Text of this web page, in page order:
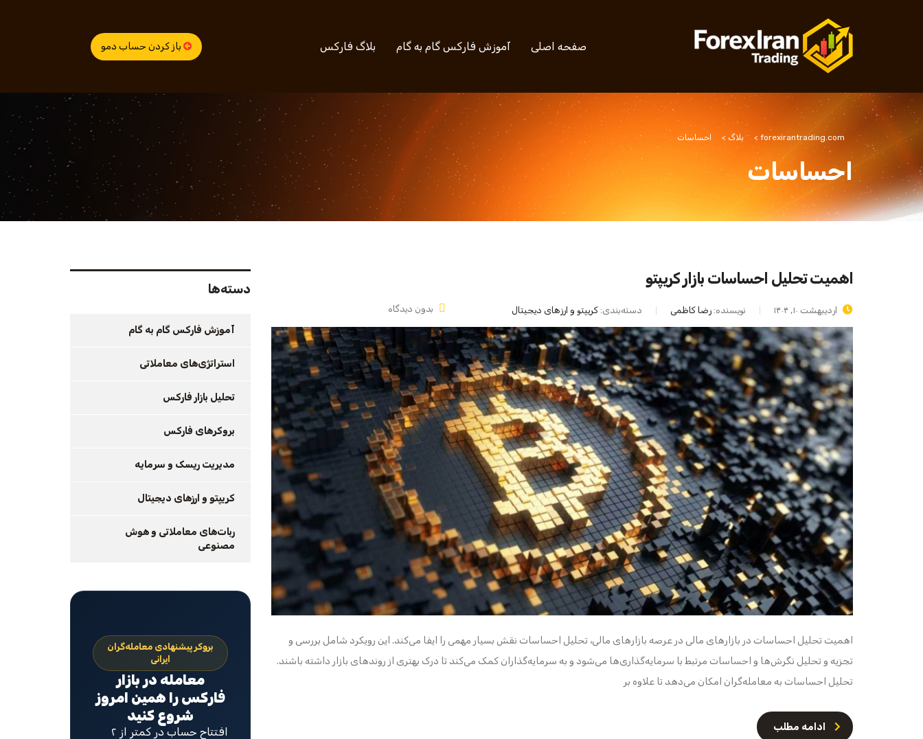
بلاگ فارکس آموزش فارکس گام به گام صفحه اصلی باز کردن حساب دمو
forexirantrading.com
> بلاگ > احساسات
احساسات
اهمیت تحلیل احساسات بازار کریپتو
اردیبهشت ۱۰, ۱۴۰۴ نویسنده: رضا کاظمی دسته‌بندی: کریپتو و ارزهای دیجیتال بدون دیدگاه
اهمیت تحلیل احساسات در بازارهای مالی در عرصه بازارهای مالی، تحلیل احساسات نقش بسیار مهمی را ایفا می‌کند. این رویکرد شامل بررسی و
تجزیه و تحلیل نگرش‌ها و احساسات مرتبط با سرمایه‌گذاری‌ها می‌شود و به سرمایه‌گذاران کمک می‌کند تا درک بهتری از روندهای بازار داشته باشند.
تحلیل احساسات به معامله‌گران امکان می‌دهد تا علاوه بر
ادامه مطلب
دسته‌ها
آموزش فارکس گام به گام
استراتژی‌های معاملاتی
تحلیل بازار فارکس
بروکرهای فارکس
مدیریت ریسک و سرمایه
کریپتو و ارزهای دیجیتال
ربات‌های معاملاتی و هوش
مصنوعی
بروکر پیشنهادی معامله‌گران
ایرانی
معامله در بازار
فارکس را همین امروز
شروع کنید
افتتاح حساب در کمتر از ۲